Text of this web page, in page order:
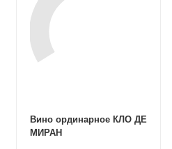
Вино ординарное КЛО ДЕ
МИРАН